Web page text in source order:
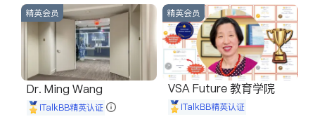
商铺租售
开发商建商
精英会员
Dr. Ming Wang
iTalkBB精英认证
精英会员
VSA Future 教育学院
iTalkBB精英认证